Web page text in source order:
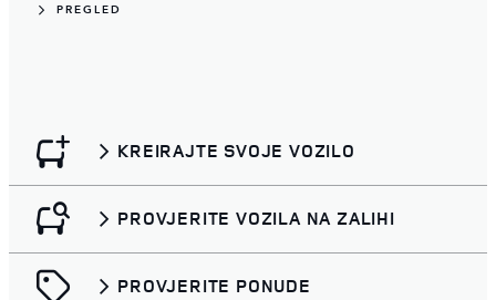
PREGLED
KREIRAJTE SVOJE VOZILO
PROVJERITE VOZILA NA ZALIHI
PROVJERITE PONUDE